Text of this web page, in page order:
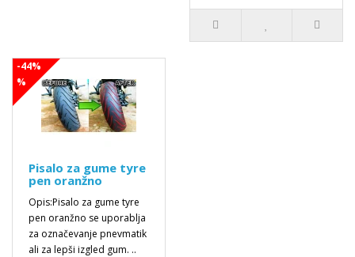
-44%
%
Pisalo za gume tyre
pen oranžno
Opis:Pisalo za gume tyre
pen oranžno se uporablja
za označevanje pnevmatik
ali za lepši izgled gum. ..